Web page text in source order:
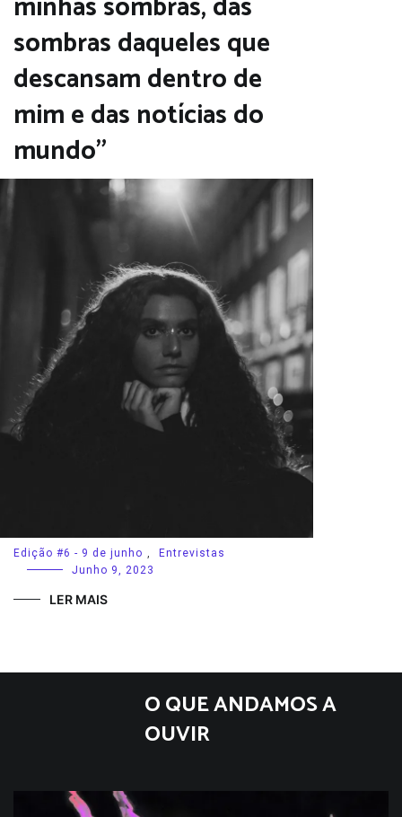
sombras daqueles que
descansam dentro de
mim e das notícias do
mundo”
Edição #6 - 9 de junho ,
Entrevistas
Junho 9, 2023
LER MAIS
O QUE ANDAMOS A
OUVIR